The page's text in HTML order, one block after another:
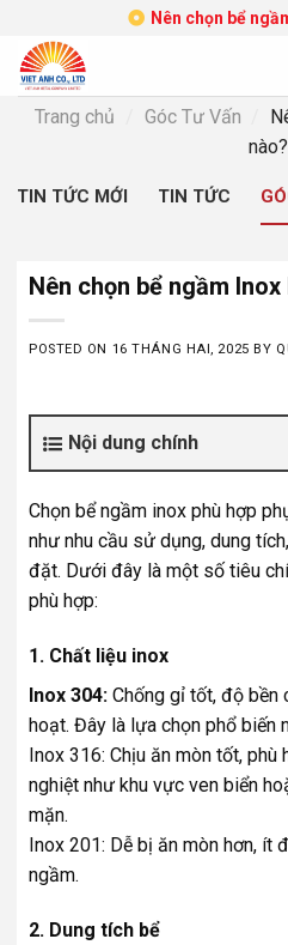
content
Nên chọn bể
Trang chủ Góc Tư Vấn
nào?
TIN TỨC MỚI TIN TỨC
Nên chọn bể ngầm
POSTED ON 16 THÁNG HAI, 2025 BY
Nội dung chính
Chọn bể ngầm inox phù hợp
như nhu cầu sử dụng, dung
đặt. Dưới đây là một số tiêu
phù hợp:
1. Chất liệu inox
Inox 304: Chống gỉ tốt, độ bền
hoạt. Đây là lựa chọn phổ biến
Inox 316: Chịu ăn mòn tốt,
nghiệt như khu vực ven biển
mặn.
Inox 201: Dễ bị ăn mòn hơn, ít
ngầm.
2. Dung tích bể